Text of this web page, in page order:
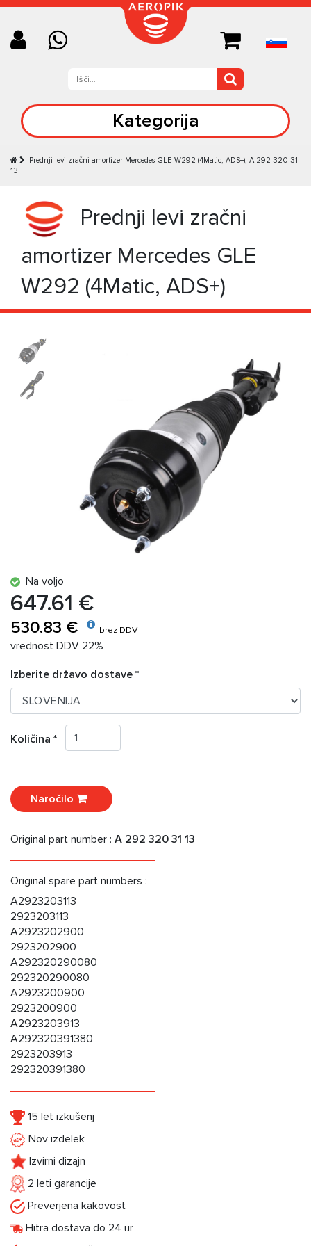
Kategorija
Prednji levi zračni amortizer Mercedes GLE W292 (4Matic, ADS+), A 292 320 31
13
Prednji levi zračni
amortizer Mercedes GLE
W292 (4Matic, ADS+)
Na voljo
647.61 €
530.83 € brez DDV
vrednost DDV 22%
Izberite državo dostave *
Količina *
Naročilo
Original part number : A 292 320 31 13
Original spare part numbers :
A2923203113
2923203113
A2923202900
2923202900
A292320290080
292320290080
A2923200900
2923200900
A2923203913
A292320391380
2923203913
292320391380
15 let izkušenj
Nov izdelek
Izvirni dizajn
2 leti garancije
Preverjena kakovost
Hitra dostava do 24 ur